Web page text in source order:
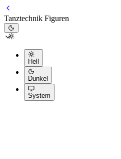
Tanztechnik Figuren
Hell
Dunkel
System